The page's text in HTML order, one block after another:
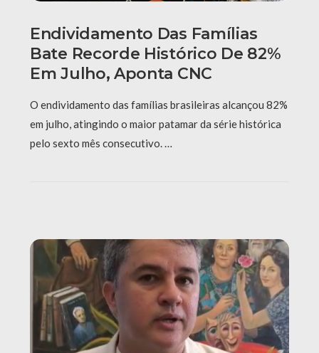
Endividamento Das Famílias
Bate Recorde Histórico De 82%
Em Julho, Aponta CNC
O endividamento das famílias brasileiras alcançou 82%
em julho, atingindo o maior patamar da série histórica
pelo sexto mês consecutivo. …